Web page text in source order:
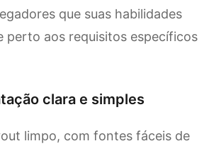
que suas habilidades
perto aos requisitos específicos
clara e simples
limpo, com fontes fáceis de